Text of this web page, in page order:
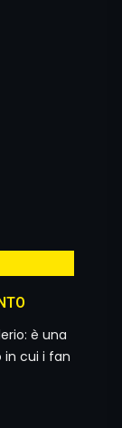
è una
cui i fan